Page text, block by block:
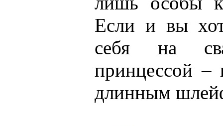
Если и вы
себя на
принцессой –
длинным